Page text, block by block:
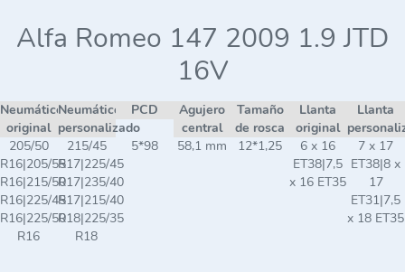
Alfa Romeo 147 2009 1.9 JTD
16V
Neumático
original
Neumático
personalizado
PCD
Agujero
central
Tamaño
de rosca
Llanta
original
Llanta
205/50
R16|205/55
R16|215/50
R16|225/45
R16|225/50
R16
215/45
R17|225/45
R17|235/40
R17|215/40
R18|225/35
R18
5*98 58,1 mm 12*1,25
6 x 16
ET38|7,5
x 16 ET35
7 x 17
ET38|8 x
17
ET31|7,5
x 18 ET35